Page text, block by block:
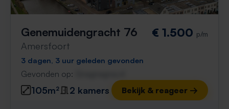
Genemuidengracht 76
Amersfoort
€ 1.500 p/m
3 dagen, 3 uur geleden gevonden
Gevonden op:
105m² 2 kamers Bekijk & reageer →